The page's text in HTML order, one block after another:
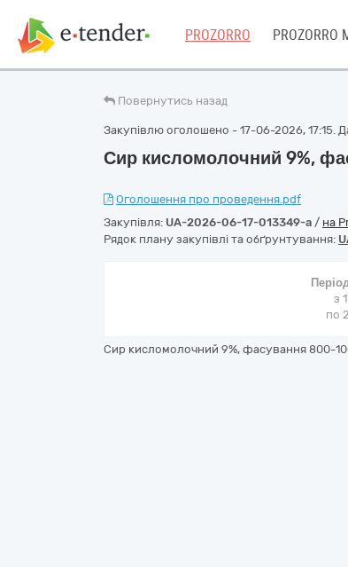
PROZORRO PROZORRO
Повернутись назад
Закупівлю оголошено - 17-06-2026, 17:15.
Сир кисломолочний 9%,
Оголошення про проведення.pdf
Закупівля: UA-2026-06-17-013349-a / на
Рядок плану закупівлі та обґрунтування:
з
по
Сир кисломолочний 9%, фасування 800-